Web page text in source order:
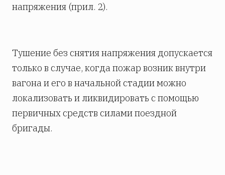
напряжения (прил. 2).
Тушение без снятия напряжения допускается
только в случае, когда пожар возник внутри
вагона и его в начальной стадии можно
локализовать и ликвидировать с помощью
первичных средств силами поездной
бригады.